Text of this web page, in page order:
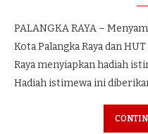
PALANGKA RAYA –
Kota Palangka Raya dan
Raya menyiapkan hadiah
Hadiah istimewa ini